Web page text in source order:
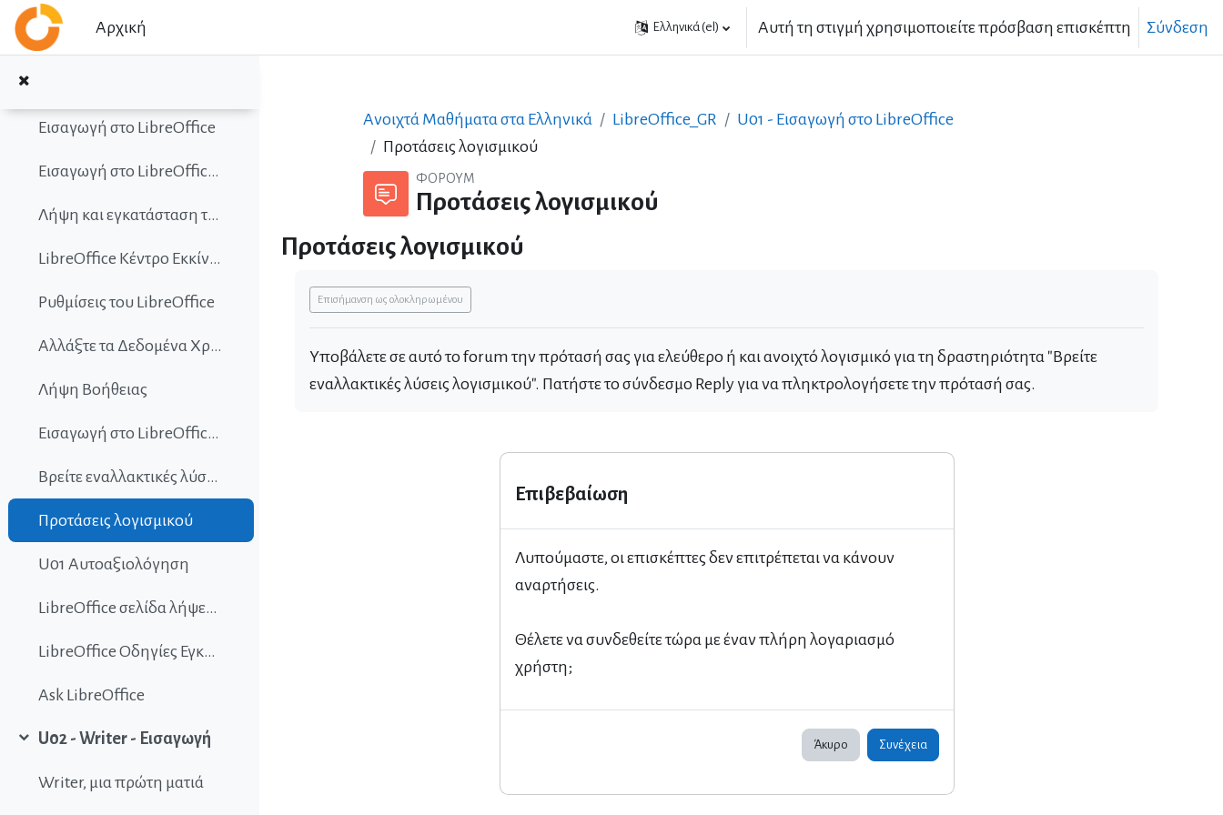
Μετάβαση στο κεντρικό περιεχόμενο
Αρχική
Ελληνικά ‎(el)‎ Αυτή τη στιγμή χρησιμοποιείτε πρόσβαση επισκέπτη Σύνδεση
Ask LibreOffice
Εισαγωγή στο LibreOffice
Εισαγωγή στο LibreOffice Quiz 1
Λήψη και εγκατάσταση του LibreOffice
LibreOffice Κέντρο Εκκίνησης
Ρυθμίσεις του LibreOffice
Αλλάξτε τα Δεδομένα Χρήστη και τις Τοπικές ρυθμίσεις
Λήψη Βοήθειας
Εισαγωγή στο LibreOffice Quiz 2
Βρείτε εναλλακτικές λύσεις λογισμικού
Προτάσεις λογισμικού
U01 Αυτοαξιολόγηση
LibreOffice σελίδα λήψεων
LibreOffice Οδηγίες Εγκατάστασης
Ask LibreOffice
U02 - Writer - Εισαγωγή
Writer, μια πρώτη ματιά
Ανοιχτά Μαθήματα στα Ελληνικά LibreOffice_GR
U01 - Εισαγωγή στο LibreOffice
Προτάσεις λογισμικού
ΦΌΡΟΥΜ
Προτάσεις λογισμικού
Προτάσεις λογισμικού
Απαιτήσεις ολοκλήρωσης
Επισήμανση ως ολοκληρωμένου
Υποβάλετε σε αυτό το forum την πρότασή σας για ελεύθερο ή και ανοιχτό λογισμικό για τη δραστηριότητα "Βρείτε
εναλλακτικές λύσεις λογισμικού". Πατήστε το σύνδεσμο Reply για να πληκτρολογήσετε την πρότασή σας.
Επιβεβαίωση
Λυπούμαστε, οι επισκέπτες δεν επιτρέπεται να κάνουν
αναρτήσεις.
Θέλετε να συνδεθείτε τώρα με έναν πλήρη λογαριασμό
χρήστη;
Άκυρο Συνέχεια